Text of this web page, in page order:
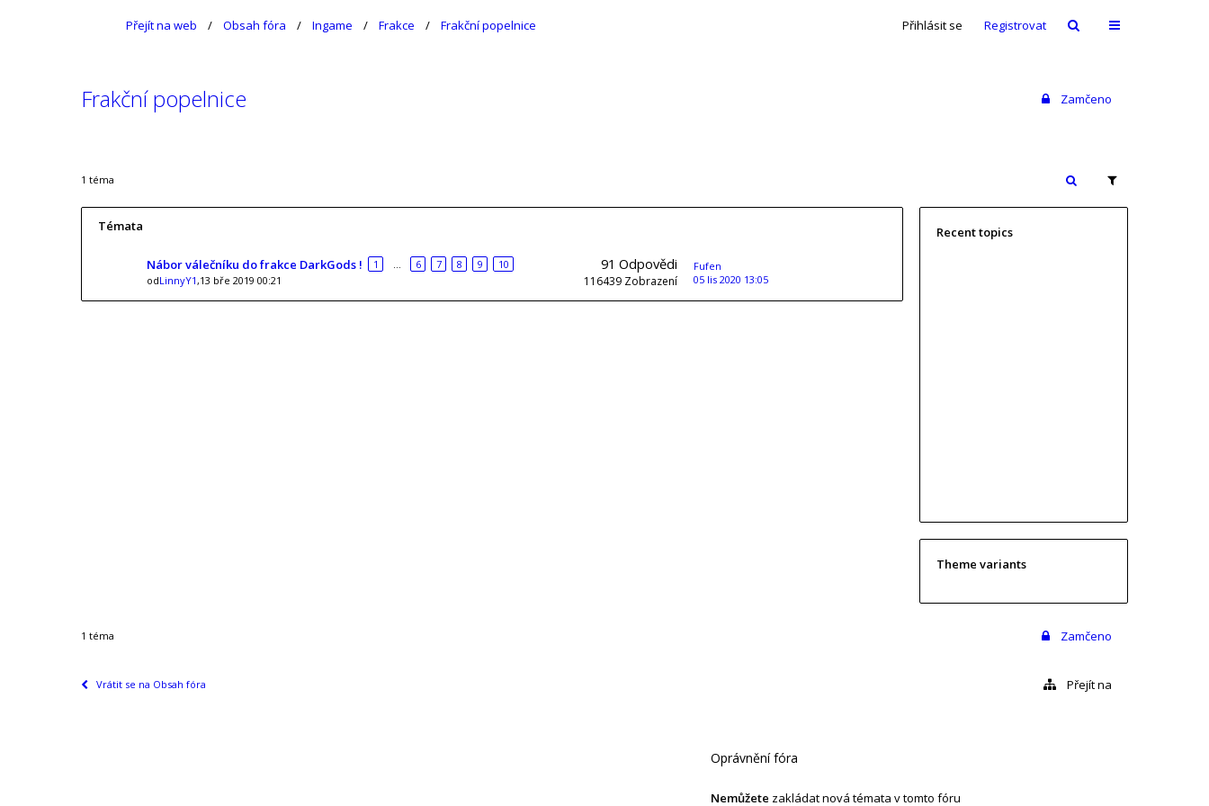
Přihlásit se Registrovat
Přejít na web Obsah fóra Ingame Frakce Frakční popelnice
Frakční popelnice Zamčeno
1 téma
Témata
Nábor válečníku do frakce DarkGods ! 1 … 6 7 8 9
10
odLinnyY1,13 bře 2019 00:21
91 Odpovědi
116439 Zobrazení
Fufen
05 lis 2020 13:05
Recent topics
Theme variants
Zamčeno
1 téma
Vrátit se na Obsah fóra Přejít na
Oprávnění fóra
Nemůžete zakládat nová témata v tomto fóru